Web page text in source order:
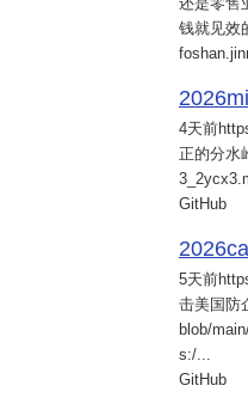
钱就见效
4天前
正的分水
GitHub
5天前
击美国防
blob/
s:/...
GitHub